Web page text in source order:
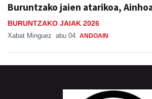
Buruntzako jaien atarikoa,
BURUNTZAKO JAIAK 2026
Xabat Minguez abu 04 ANDOAIN